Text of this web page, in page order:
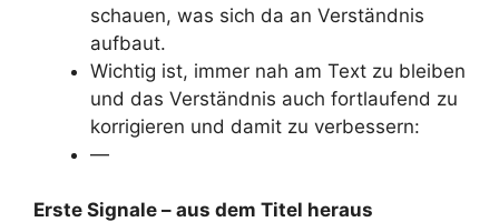
schauen, was sich da an Verständnis
aufbaut.
Wichtig ist, immer nah am Text zu bleiben
und das Verständnis auch fortlaufend zu
korrigieren und damit zu verbessern:
—
Erste Signale – aus dem Titel heraus